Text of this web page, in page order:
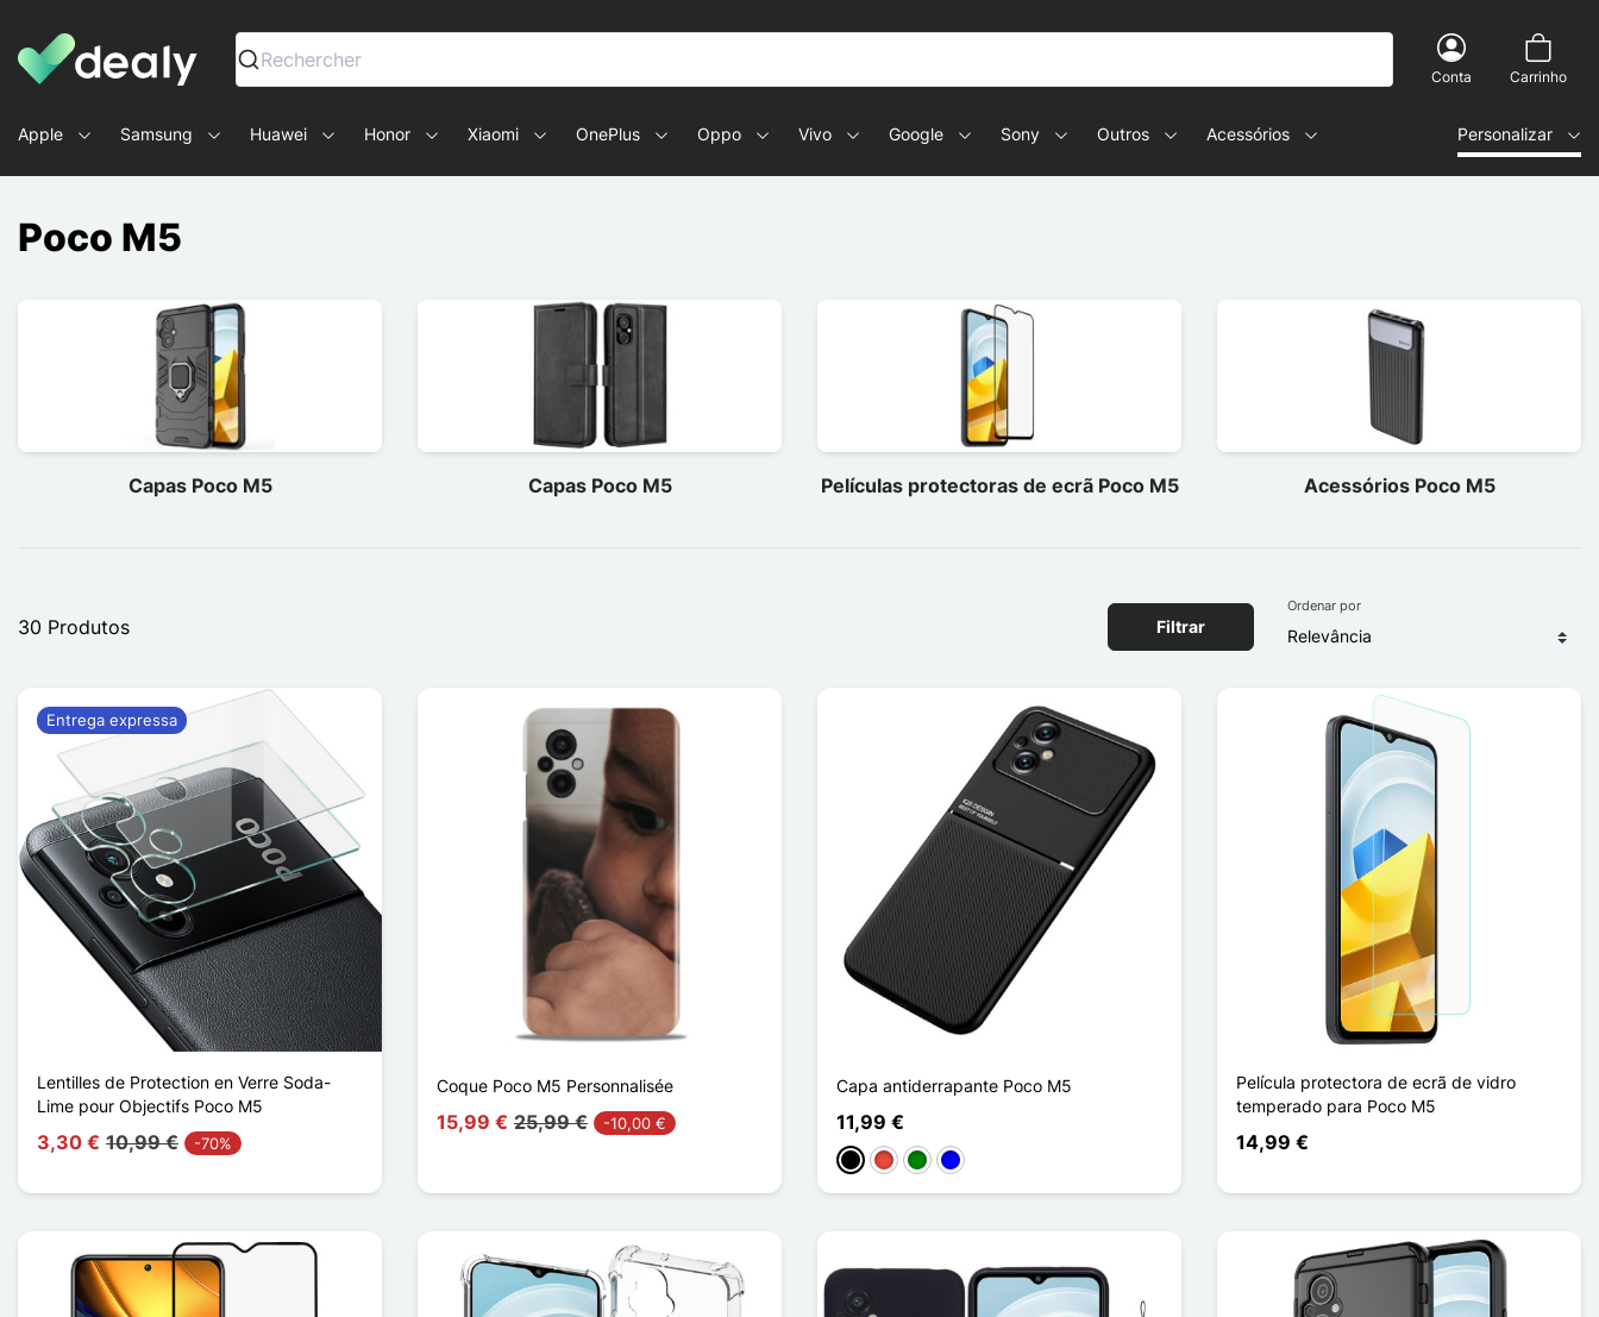
Dealy - Capas e acessórios para smartphones e tablets
Rechercher
Conta Carrinho
Apple Samsung Huawei Honor Xiaomi OnePlus Oppo Vivo Google Sony Outros Acessórios Personalizar
Poco M5
Capas Poco M5 Capas Poco M5 Películas protectoras de ecrã Poco M5 Acessórios Poco M5
30 Produtos Filtrar
Ordenar por
Lentilles de Protection en Verre Soda-
Lime pour Objectifs Poco M5
3,30 € 10,99 € -70%
Entrega expressa
Coque Poco M5 Personnalisée
15,99 € 25,99 € -10,00 €
Capa antiderrapante Poco M5
11,99 €
PretoVermelho
VerdeAzul
Película protectora de ecrã de vidro
temperado para Poco M5
14,99 €